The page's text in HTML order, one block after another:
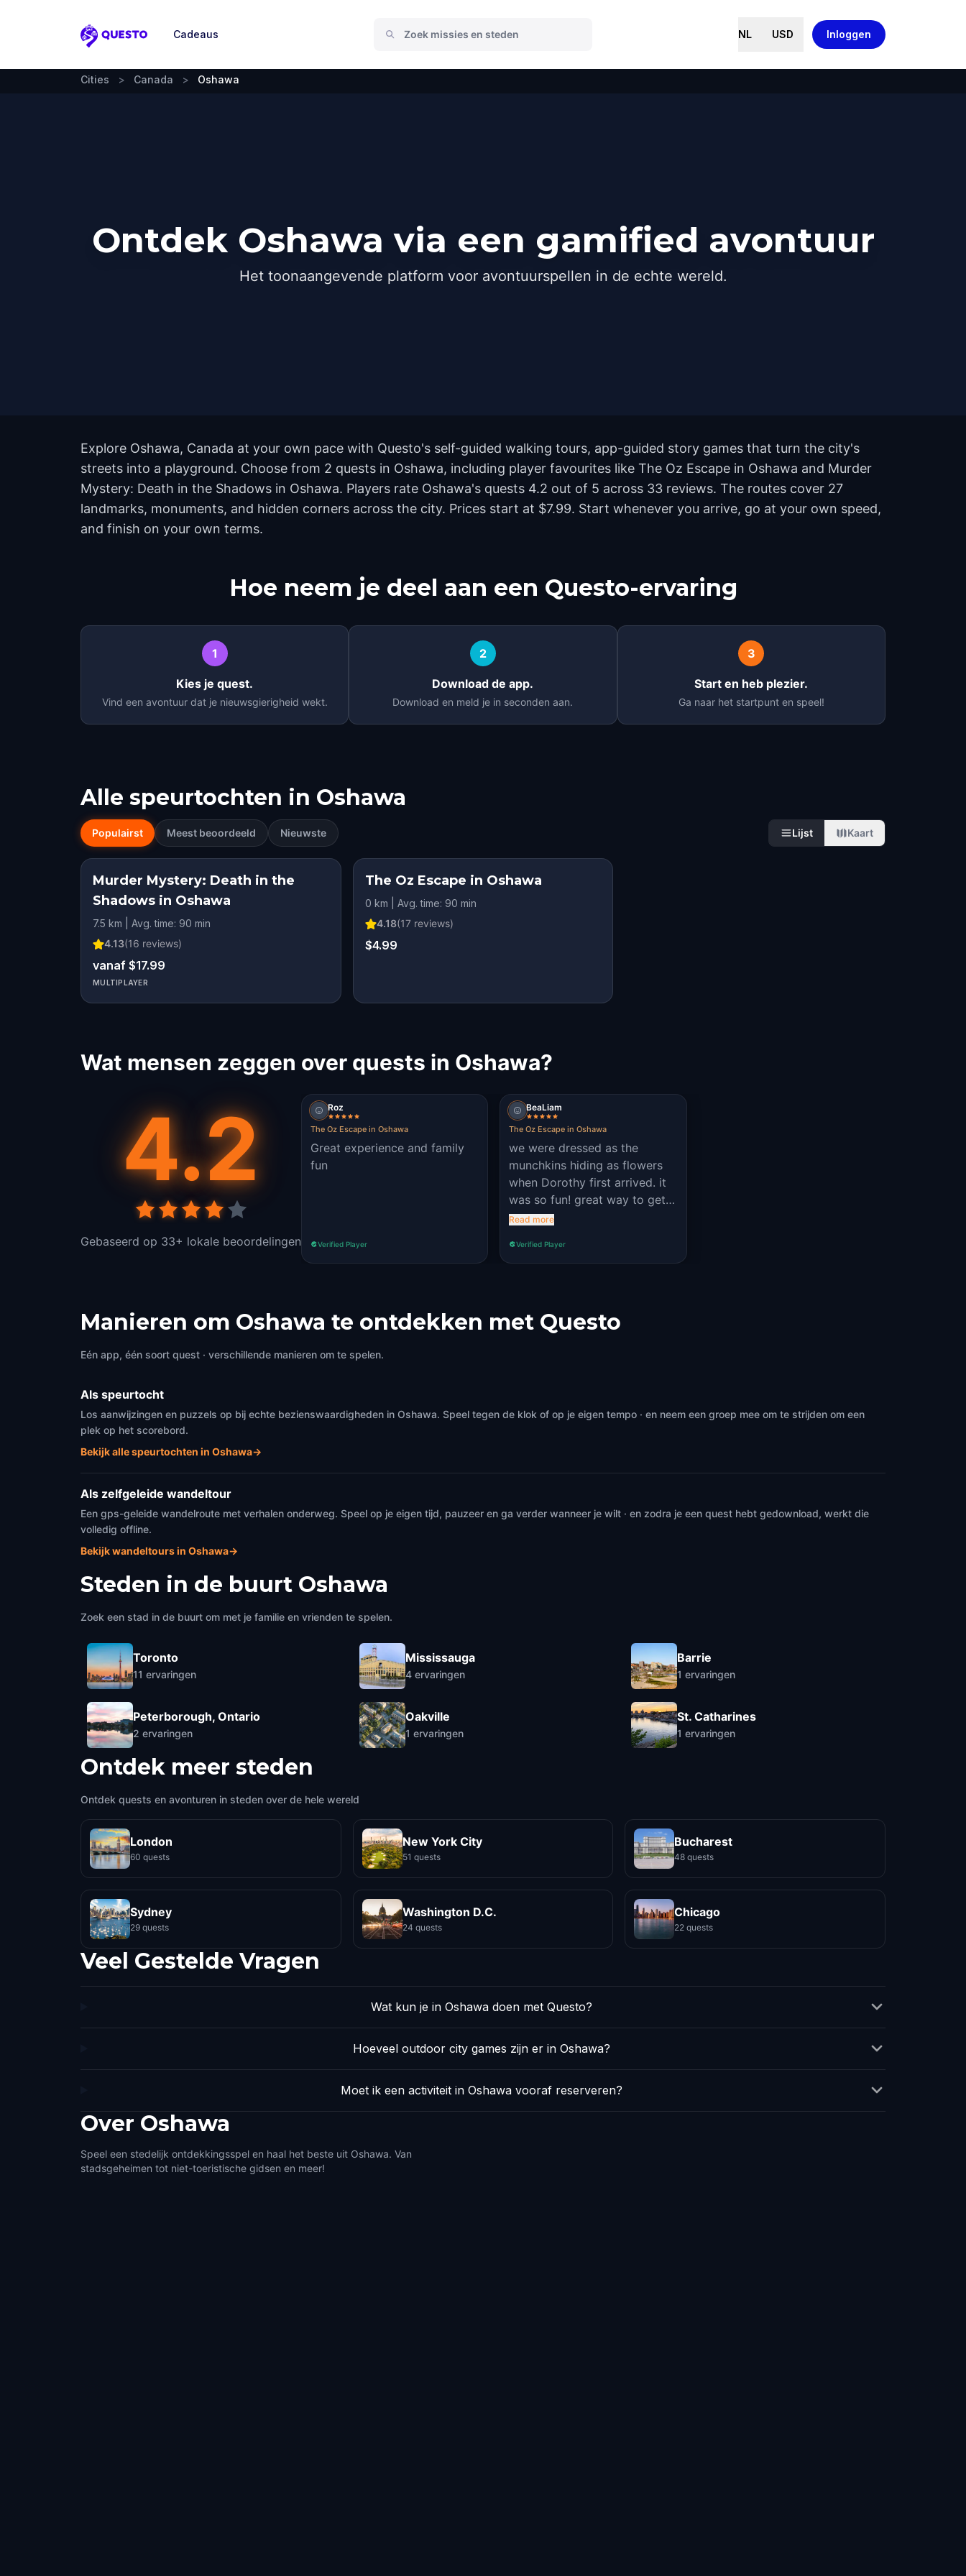
Questo
Cadeaus NL USD Inloggen
Cities > Canada > Oshawa
Ontdek Oshawa via een gamified avontuur
Het toonaangevende platform voor avontuurspellen in de echte wereld.
Explore Oshawa, Canada at your own pace with Questo's self-guided walking tours, app-guided story games that turn the city's
streets into a playground. Choose from 2 quests in Oshawa, including player favourites like The Oz Escape in Oshawa and Murder
Mystery: Death in the Shadows in Oshawa. Players rate Oshawa's quests 4.2 out of 5 across 33 reviews. The routes cover 27
landmarks, monuments, and hidden corners across the city. Prices start at $7.99. Start whenever you arrive, go at your own speed,
and finish on your own terms.
Hoe neem je deel aan een Questo-ervaring
1
Kies je quest.
Vind een avontuur dat je nieuwsgierigheid wekt.
2
Download de app.
Download en meld je in seconden aan.
3
Start en heb plezier.
Ga naar het startpunt en speel!
Alle speurtochten in Oshawa
Populairst Meest beoordeeld Nieuwste Lijst Kaart
Murder Mystery: Death in the
Shadows in Oshawa
7.5 km | Avg. time: 90 min
4.13(16 reviews)
vanaf $17.99
MULTIPLAYER
The Oz Escape in Oshawa
0 km | Avg. time: 90 min
4.18(17reviews)
$4.99
Wat mensen zeggen over quests in Oshawa?
4.2
Gebaseerd op 33+ lokale beoordelingen
Roz
The Oz Escape in Oshawa
Great experience and family
fun
Verified Player
BeaLiam
The Oz Escape in Oshawa
we were dressed as the
munchkins hiding as flowers
when Dorothy first arrived. it
was so fun! great way to get a
active and fresh air. :) this is
recommend this for families
with younger kids.
Read more
Verified Player
Manieren om Oshawa te ontdekken met Questo
Eén app, één soort quest · verschillende manieren om te spelen.
Als speurtocht
Los aanwijzingen en puzzels op bij echte bezienswaardigheden in Oshawa. Speel tegen de klok of op je eigen tempo · en neem een groep mee om te strijden om een
plek op het scorebord.
Bekijk alle speurtochten in Oshawa→
Als zelfgeleide wandeltour
Een gps-geleide wandelroute met verhalen onderweg. Speel op je eigen tijd, pauzeer en ga verder wanneer je wilt · en zodra je een quest hebt gedownload, werkt die
volledig offline.
Bekijk wandeltours in Oshawa→
Steden in de buurt Oshawa
Zoek een stad in de buurt om met je familie en vrienden te spelen.
Toronto
11 ervaringen
Peterborough, Ontario
2 ervaringen
Mississauga
4 ervaringen
Oakville
1 ervaringen
Barrie
1 ervaringen
St. Catharines
1 ervaringen
Ontdek meer steden
Ontdek quests en avonturen in steden over de hele wereld
London
60 quests
New York City
51 quests
Bucharest
48 quests
Sydney
29 quests
Washington D.C.
24 quests
Chicago
22 quests
Veel Gestelde Vragen
Wat kun je in Oshawa doen met Questo?
Hoeveel outdoor city games zijn er in Oshawa?
Moet ik een activiteit in Oshawa vooraf reserveren?
Over Oshawa
Speel een stedelijk ontdekkingsspel en haal het beste uit Oshawa. Van
stadsgeheimen tot niet-toeristische gidsen en meer!